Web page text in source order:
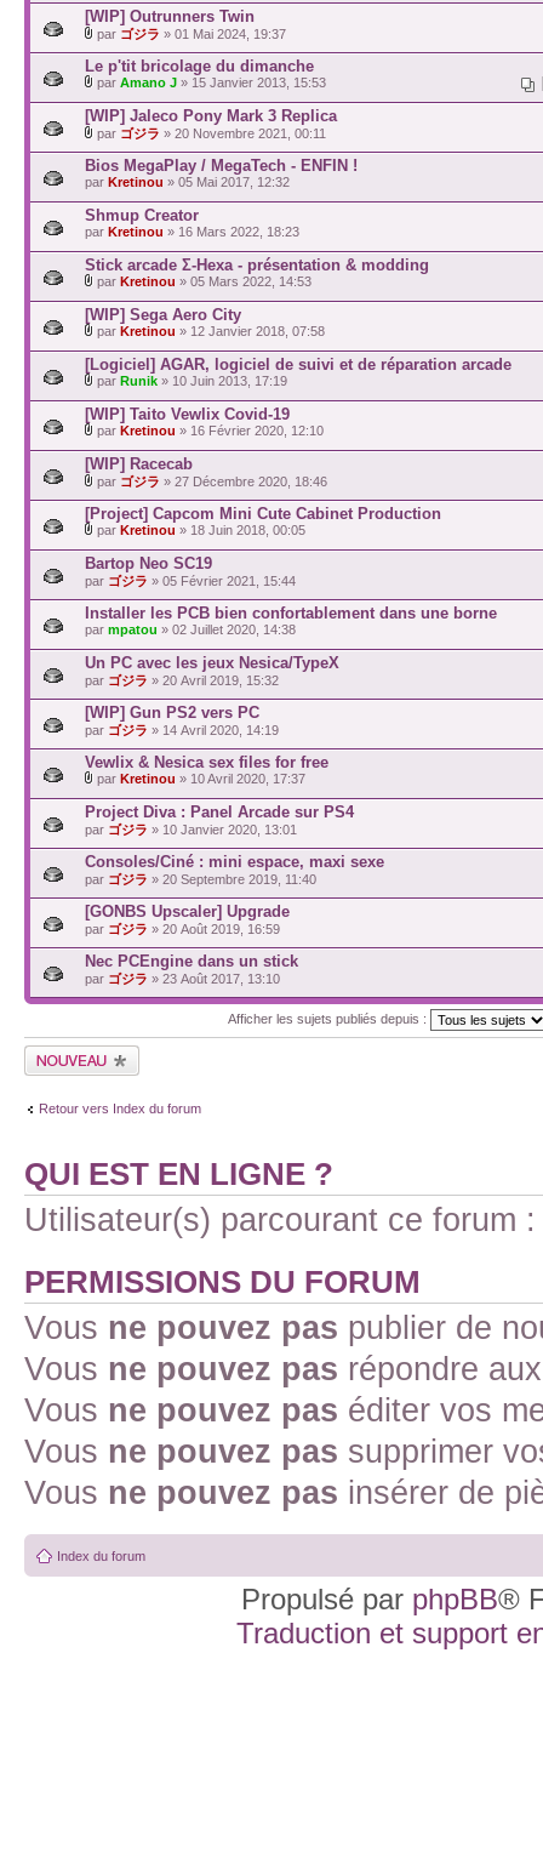
[WIP] Outrunners Twin
par ゴジラ » 01 Mai 2024, 19:37
Le p'tit bricolage du dimanche
par Amano J » 15 Janvier 2013, 15:53
[WIP] Jaleco Pony Mark 3 Replica
par ゴジラ » 20 Novembre 2021, 00:11
Bios MegaPlay / MegaTech - ENFIN !
par Kretinou » 05 Mai 2017, 12:32
Shmup Creator
par Kretinou » 16 Mars 2022, 18:23
Stick arcade Σ-Hexa - présentation & modding
par Kretinou » 05 Mars 2022, 14:53
[WIP] Sega Aero City
par Kretinou » 12 Janvier 2018, 07:58
[Logiciel] AGAR, logiciel de suivi et de réparation arcade
par Runik » 10 Juin 2013, 17:19
[WIP] Taito Vewlix Covid-19
par Kretinou » 16 Février 2020, 12:10
[WIP] Racecab
par ゴジラ » 27 Décembre 2020, 18:46
[Project] Capcom Mini Cute Cabinet Production
par Kretinou » 18 Juin 2018, 00:05
Bartop Neo SC19
par ゴジラ » 05 Février 2021, 15:44
Installer les PCB bien confortablement dans une borne
par mpatou » 02 Juillet 2020, 14:38
Un PC avec les jeux Nesica/TypeX
par ゴジラ » 20 Avril 2019, 15:32
[WIP] Gun PS2 vers PC
par ゴジラ » 14 Avril 2020, 14:19
Vewlix & Nesica sex files for free
par Kretinou » 10 Avril 2020, 17:37
Project Diva : Panel Arcade sur PS4
par ゴジラ » 10 Janvier 2020, 13:01
Consoles/Ciné : mini espace, maxi sexe
par ゴジラ » 20 Septembre 2019, 11:40
[GONBS Upscaler] Upgrade
par ゴジラ » 20 Août 2019, 16:59
Nec PCEngine dans un stick
par ゴジラ » 23 Août 2017, 13:10
Afficher les sujets publiés depuis :
Retour vers Index du forum
QUI EST EN LIGNE ?
Utilisateur(s) parcourant ce forum
PERMISSIONS DU FORUM
Vous ne pouvez pas publier de
Vous ne pouvez pas répondre
Vous ne pouvez pas éditer vos
Vous ne pouvez pas supprimer
Vous ne pouvez pas insérer de
Index du forum
Propulsé par phpBB®
Traduction et support